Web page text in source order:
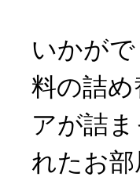
いかが
料の詰
アが詰
れたお